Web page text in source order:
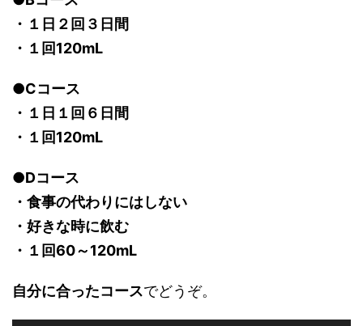
・１日２回３日間
・１回120mL
●Cコース
・１日１回６日間
・１回120mL
●Dコース
・食事の代わりにはしない
・好きな時に飲む
・１回60～120mL
自分に合ったコースでどうぞ。